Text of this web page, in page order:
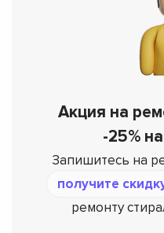
Акция на
-25%
Запишитесь на
получите
ремонту